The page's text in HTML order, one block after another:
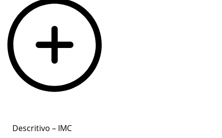
Descritivo – IMC